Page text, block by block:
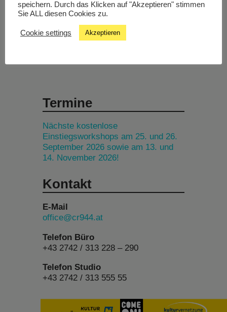
Studiochat
Termine
Nächste kostenlose
Einstiegsworkshops am 25. und 26.
September 2026 sowie am 13. und
14. November 2026!
Kontakt
E-Mail
office@cr944.at
Telefon Büro
+43 2742 / 313 228 – 290
Telefon Studio
+43 2742 / 313 555 55
speichern. Durch das Klicken auf "Akzeptieren" stimmen
Sie ALL diesen Cookies zu.
Cookie settings Akzeptieren